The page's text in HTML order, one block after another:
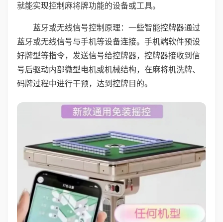
就能实现控制麻将牌功能的设备或工具。
蓝牙或无线信号控制原理：一些智能控牌器通过
蓝牙或无线信号与手机等设备连接。手机端软件预设
好牌型等指令，发送信号给控牌器，控牌器接收到信
号后驱动内部微型电机或机械结构，在麻将机洗牌、
码牌过程中进行干预，达到控牌目的。